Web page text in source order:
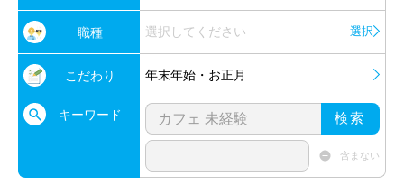
職種 選択してください 選択
こだわり 年末年始・お正月
キーワード 検索
含まない